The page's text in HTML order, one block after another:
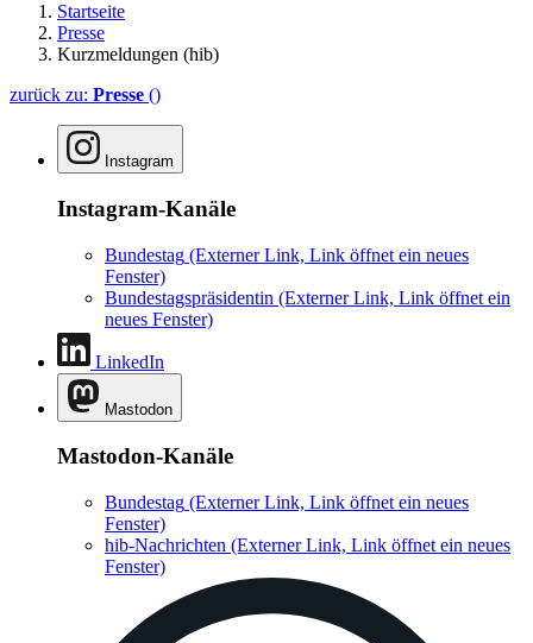
Startseite
Presse
Kurzmeldungen (hib)
zurück zu: Presse ()
Instagram
Instagram-Kanäle
Bundestag (Externer Link, Link öffnet ein neues
Fenster)
Bundestagspräsidentin (Externer Link, Link öffnet ein
neues Fenster)
LinkedIn
Mastodon
Mastodon-Kanäle
Bundestag (Externer Link, Link öffnet ein neues
Fenster)
hib-Nachrichten (Externer Link, Link öffnet ein neues
Fenster)